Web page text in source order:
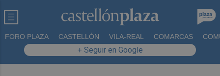
FORO PLAZA CASTELLÓN VILA-REAL COMARCAS
+ Seguir en Google